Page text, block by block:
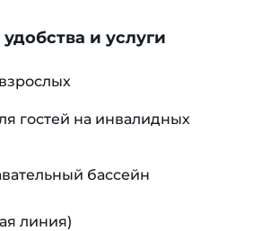
и услуги
гостей на инвалидных
бассейн
линия)